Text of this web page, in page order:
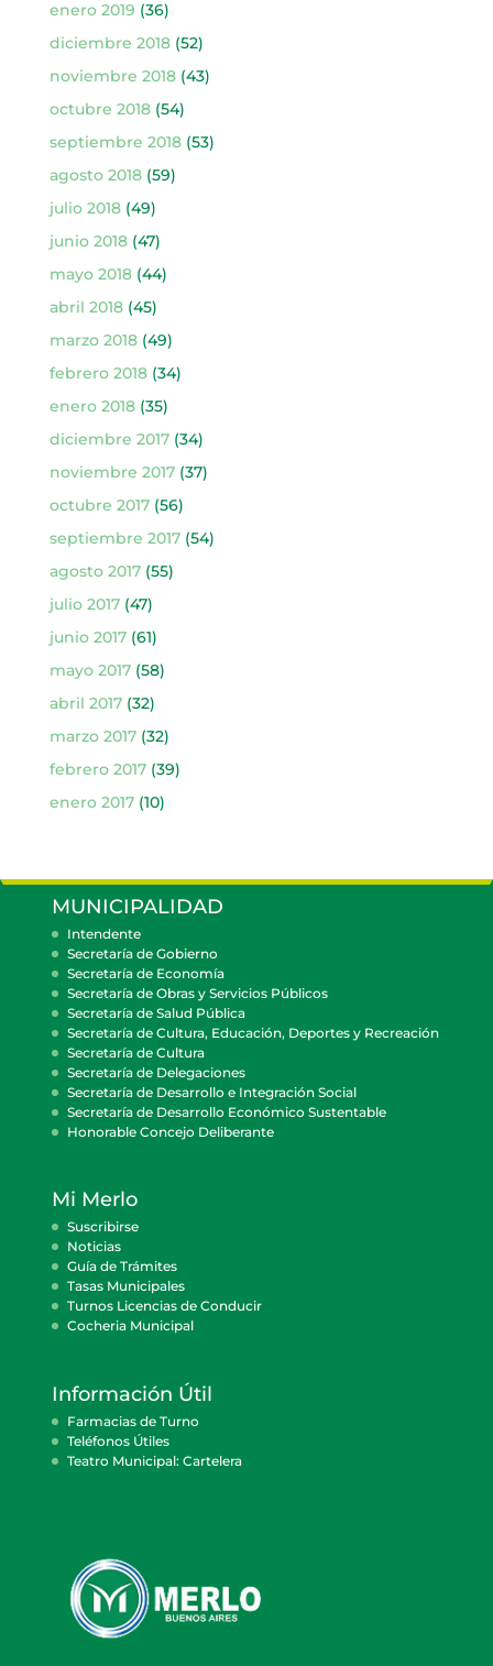
enero 2019 (36)
diciembre 2018(52)
noviembre 2018(43)
octubre 2018(54)
septiembre 2018(53)
agosto 2018(59)
julio 2018(49)
junio 2018(47)
mayo 2018(44)
abril 2018(45)
marzo 2018(49)
febrero 2018(34)
enero 2018(35)
diciembre 2017(34)
noviembre 2017(37)
octubre 2017(56)
septiembre 2017(54)
agosto 2017(55)
julio 2017(47)
junio 2017(61)
mayo 2017(58)
abril 2017(32)
marzo 2017(32)
febrero 2017(39)
enero 2017(10)
MUNICIPALIDAD
Intendente
Secretaría de Gobierno
Secretaría de Economía
Secretaría de Obras y Servicios Públicos
Secretaría de Salud Pública
Secretaría de Cultura, Educación, Deportes y Recreación
Secretaría de Cultura
Secretaría de Delegaciones
Secretaría de Desarrollo e Integración Social
Secretaría de Desarrollo Económico Sustentable
Honorable Concejo Deliberante
Mi Merlo
Suscribirse
Noticias
Guía de Trámites
Tasas Municipales
Turnos Licencias de Conducir
Cocheria Municipal
Información Útil
Farmacias de Turno
Teléfonos Útiles
Teatro Municipal: Cartelera